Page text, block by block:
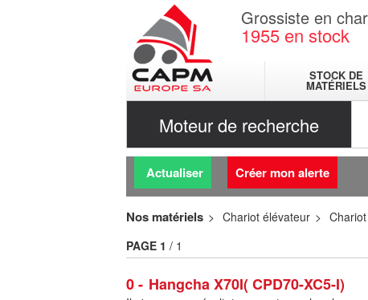
Grossiste en
1955 en stock
STOCK DE
MATÉRIELS
Moteur de recherche
Actualiser Créer mon alerte
Nos matériels Chariot élévateur
0 Hangcha X70I( CPD70-XC5-I)
PAGE 1 / 1